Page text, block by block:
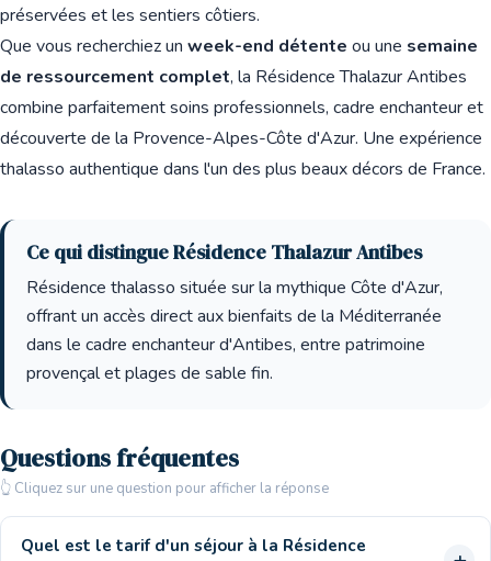
préservées et les sentiers côtiers.
Que vous recherchiez un week-end détente ou une semaine
de ressourcement complet, la Résidence Thalazur Antibes
combine parfaitement soins professionnels, cadre enchanteur et
découverte de la Provence-Alpes-Côte d'Azur. Une expérience
thalasso authentique dans l'un des plus beaux décors de France.
Ce qui distingue Résidence Thalazur Antibes
Résidence thalasso située sur la mythique Côte d'Azur,
offrant un accès direct aux bienfaits de la Méditerranée
dans le cadre enchanteur d'Antibes, entre patrimoine
provençal et plages de sable fin.
Questions fréquentes
👆 Cliquez sur une question pour afficher la réponse
Quel est le tarif d'un séjour à la Résidence